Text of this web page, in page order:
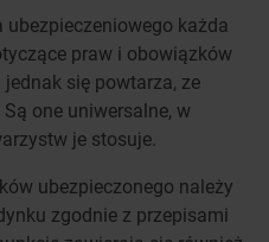
każda
praw i obowiązków
się powtarza, ze
one uniwersalne, w
je stosuje.
ubezpieczonego należy
zgodnie z przepisami